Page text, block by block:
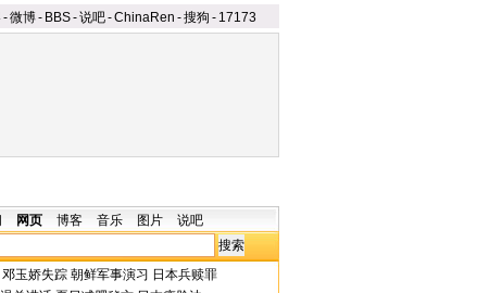
-微博- BBS-说吧-ChinaRen -搜狗 - 17173
网页 博客 音乐 图片 说吧
邓玉娇失踪 朝鲜军事演习 日本兵赎罪